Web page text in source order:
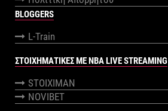
BLOGGERS
L-Train
ΣΤΟΙΧΗΜΑΤΙΚΕΣ ΜΕ NBA LIVE STREAMING
STOIXIMAN
NOVIBET